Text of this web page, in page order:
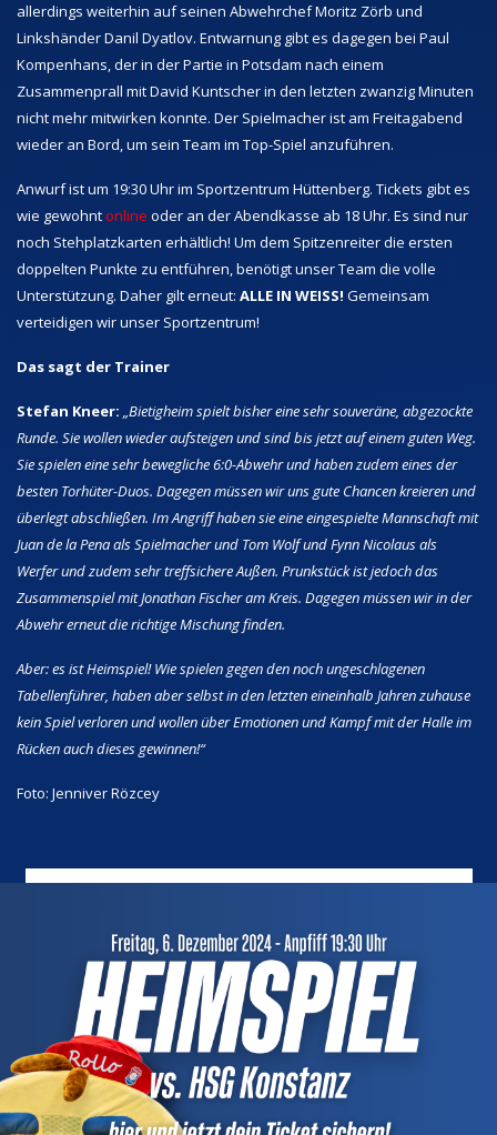
allerdings weiterhin auf seinen Abwehrchef Moritz Zörb und
Linkshänder Danil Dyatlov. Entwarnung gibt es dagegen bei Paul
Kompenhans, der in der Partie in Potsdam nach einem
Zusammenprall mit David Kuntscher in den letzten zwanzig Minuten
nicht mehr mitwirken konnte. Der Spielmacher ist am Freitagabend
wieder an Bord, um sein Team im Top-Spiel anzuführen.
Anwurf ist um 19:30 Uhr im Sportzentrum Hüttenberg. Tickets gibt es
wie gewohntonline oder an der Abendkasse ab 18 Uhr. Es sind nur
noch Stehplatzkarten erhältlich! Um dem Spitzenreiter die ersten
doppelten Punkte zu entführen, benötigt unser Team die volle
Unterstützung. Daher gilt erneut: ALLE IN WEISS! Gemeinsam
verteidigen wir unser Sportzentrum!
Das sagt der Trainer
Stefan Kneer: „Bietigheim spielt bisher eine sehr souveräne, abgezockte
Runde. Sie wollen wieder aufsteigen und sind bis jetzt auf einem guten Weg.
Sie spielen eine sehr bewegliche 6:0-Abwehr und haben zudem eines der
besten Torhüter-Duos. Dagegen müssen wir uns gute Chancen kreieren und
überlegt abschließen. Im Angriff haben sie eine eingespielte Mannschaft mit
Juan de la Pena als Spielmacher und Tom Wolf und Fynn Nicolaus als
Werfer und zudem sehr treffsichere Außen. Prunkstück ist jedoch das
Zusammenspiel mit Jonathan Fischer am Kreis. Dagegen müssen wir in der
Abwehr erneut die richtige Mischung finden.
Aber: es ist Heimspiel! Wie spielen gegen den noch ungeschlagenen
Tabellenführer, haben aber selbst in den letzten eineinhalb Jahren zuhause
kein Spiel verloren und wollen über Emotionen und Kampf mit der Halle im
Rücken auch dieses gewinnen!“
Foto: Jenniver Rözcey
NEWSLETTER
Keine News mehr verpassen! Mit unserem TVH
Newsletter bist du immer auf dem neusten
Stand. Jetzt kostenfrei abonnieren!